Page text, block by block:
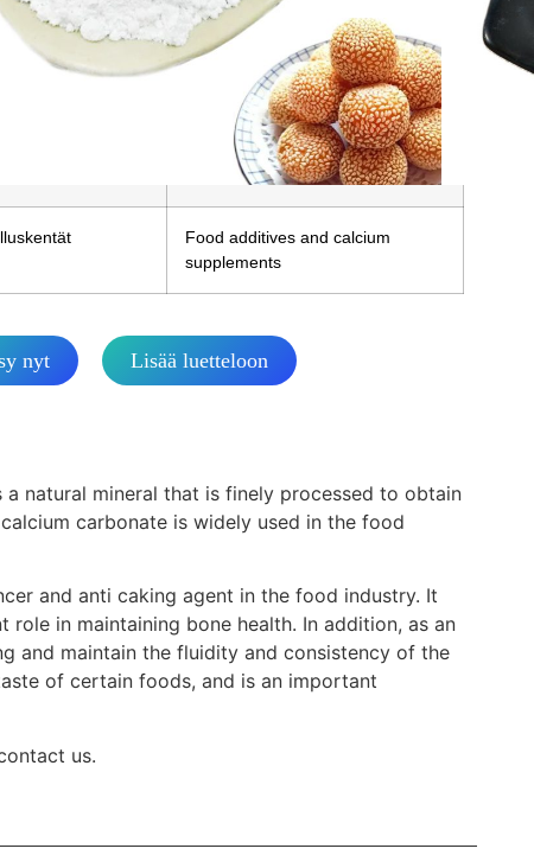
White crystals or powder
25 tonnia
25KG 50KG/PP PE Bag, Valve
Bag. 1MT/Jumbo Bag
Food additives and calcium
supplements
nyt Lisää luetteloon
natural mineral that is finely processed to obtain
carbonate is widely used in the food
and anti caking agent in the food industry. It
in maintaining bone health. In addition, as an
and maintain the fluidity and consistency of the
of certain foods, and is an important
us.